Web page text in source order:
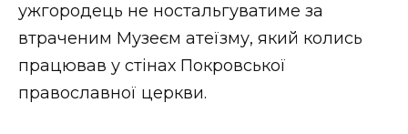
ВІДЕО
ужгородець не ностальгуватиме за
втраченим Музеєм атеїзму, який колись
працював у стінах Покровської
православної церкви.